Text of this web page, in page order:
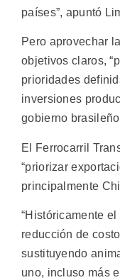
países”, apuntó
Pero aprovechar
objetivos claros,
prioridades
inversiones
gobierno
El Ferrocarril
“priorizar
principalmente
“Históricamente
reducción de
sustituyendo
uno, incluso más